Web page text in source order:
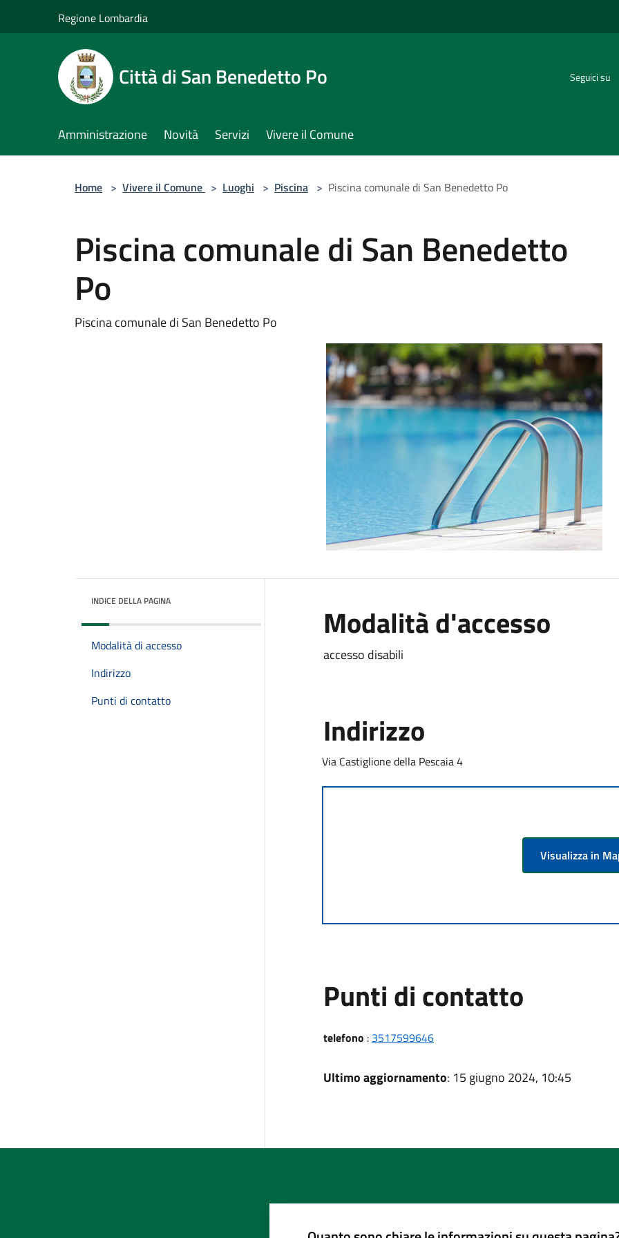
Regione Lombardia
Città di San Benedetto Po Seguici su
Amministrazione Novità Servizi Vivere il Comune
Home > Vivere il Comune > Luoghi > Piscina > Piscina comunale di San Benedetto Po
Piscina comunale di San Benedetto
Po
Piscina comunale di San Benedetto Po
INDICE DELLA PAGINA
Modalità di accesso
Indirizzo
Punti di contatto
Modalità d'accesso
accesso disabili
Indirizzo
Via Castiglione della Pescaia 4
Visualizza in
Punti di contatto
telefono : 3517599646
Ultimo aggiornamento: 15 giugno 2024, 10:45